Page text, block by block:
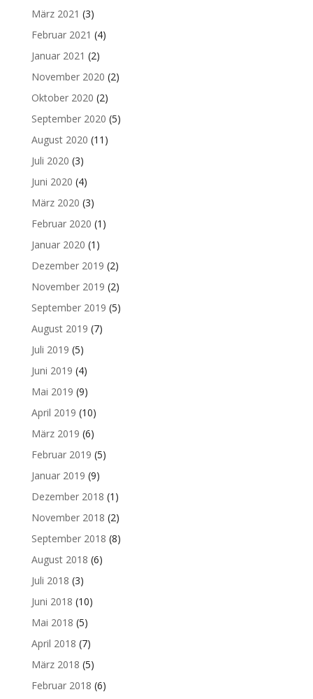
März 2021 (3)
Februar 2021 (4)
Januar 2021 (2)
November 2020 (2)
Oktober 2020 (2)
September 2020 (5)
August 2020 (11)
Juli 2020 (3)
Juni 2020 (4)
März 2020 (3)
Februar 2020 (1)
Januar 2020 (1)
Dezember 2019 (2)
November 2019 (2)
September 2019 (5)
August 2019 (7)
Juli 2019 (5)
Juni 2019 (4)
Mai 2019 (9)
April 2019 (10)
März 2019 (6)
Februar 2019 (5)
Januar 2019 (9)
Dezember 2018 (1)
November 2018 (2)
September 2018 (8)
August 2018 (6)
Juli 2018 (3)
Juni 2018 (10)
Mai 2018 (5)
April 2018 (7)
März 2018 (5)
Februar 2018 (6)